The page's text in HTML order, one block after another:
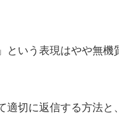
という表現はやや無
適切に返信する方法